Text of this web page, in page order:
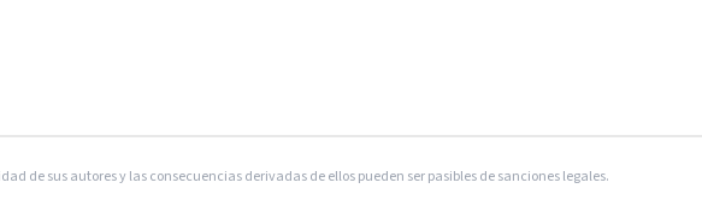
de sus autores y las consecuencias derivadas de ellos pueden ser pasibles de sanciones legales.